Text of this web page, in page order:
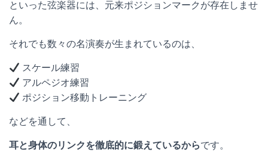
といった弦楽器には、元来ポジションマークが存在しませ
ん。
それでも数々の名演奏が生まれているのは、
スケール練習
アルペジオ練習
ポジション移動トレーニング
などを通して、
耳と身体のリンクを徹底的に鍛えているからです。